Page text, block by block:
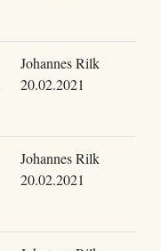
Johannes Rilk
20.02.2021
Johannes Rilk
20.02.2021